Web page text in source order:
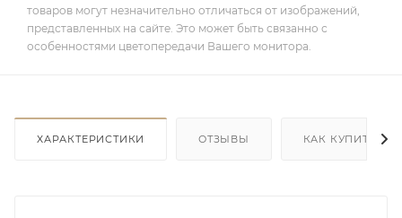
товаров могут незначительно отличаться от изображений,
представленных на сайте. Это может быть связанно с
особенностями цветопередачи Вашего монитора.
ХАРАКТЕРИСТИКИ ОТЗЫВЫ КАК КУПИТЬ